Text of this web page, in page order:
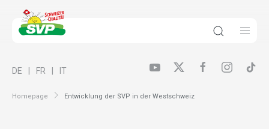
Homepage Entwicklung der SVP in der Westschweiz
DE FR IT